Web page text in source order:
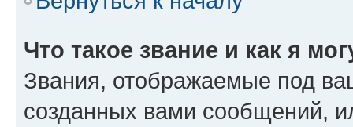
Что такое звание и как я
Звания, отображаемые под
созданных вами сообщений,